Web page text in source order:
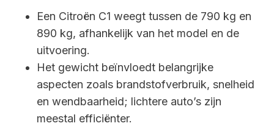
Een Citroën C1 weegt tussen de 790 kg en
890 kg, afhankelijk van het model en de
uitvoering.
Het gewicht beïnvloedt belangrijke
aspecten zoals brandstofverbruik, snelheid
en wendbaarheid; lichtere auto’s zijn
meestal efficiënter.